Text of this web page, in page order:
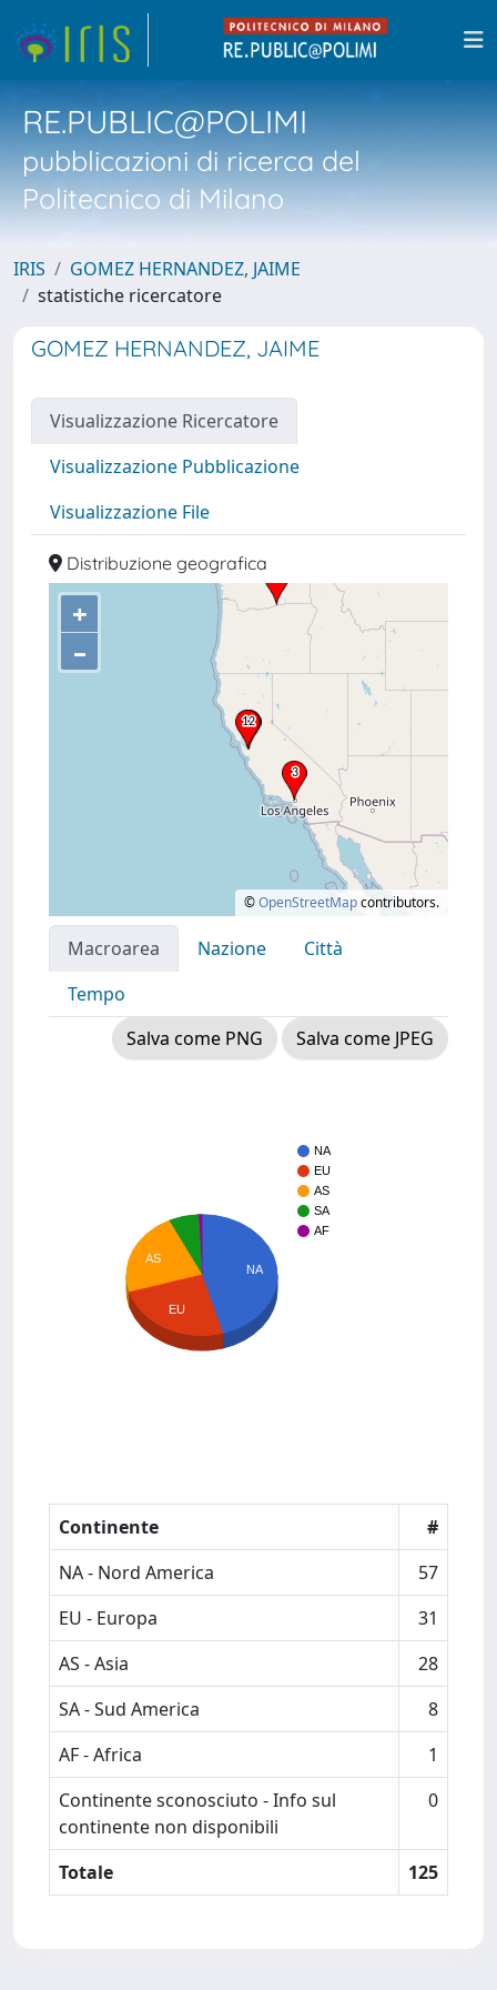
RE.PUBLIC@POLIMI
pubblicazioni di ricerca del
Politecnico di Milano
IRIS
GOMEZ HERNANDEZ, JAIME
statistiche ricercatore
GOMEZ HERNANDEZ, JAIME
Visualizzazione Ricercatore
Visualizzazione Pubblicazione
Visualizzazione File
Distribuzione geografica
+
–
©OpenStreetMapcontributors.
Macroarea Nazione
Città
Tempo
Salva come PNG
Salva come JPEG
NA
EU
AS
SA
AF
NA
AS
EU
Continente
#
NA - Nord America
57
EU - Europa
31
AS - Asia
28
SA - Sud America
8
AF - Africa
1
Continente sconosciuto - Info sul
continente non disponibili
0
Totale 125